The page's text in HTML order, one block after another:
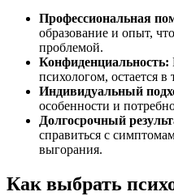
Профессиональная
образование и опыт,
проблемой.
Конфиденциальность:
психологом, остается в
Индивидуальный
особенности и
Долгосрочный
справиться с
выгорания.
Как выбрать